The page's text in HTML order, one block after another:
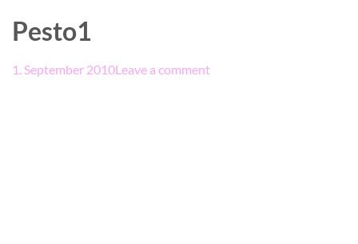
Pesto1
1. September 2010Leave a comment